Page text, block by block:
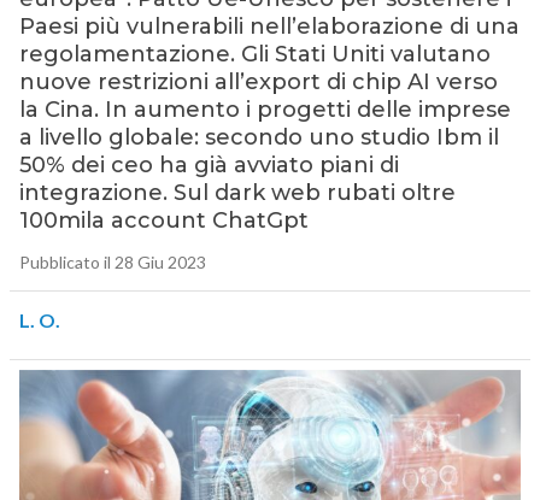
Paesi più vulnerabili nell’elaborazione di una
regolamentazione. Gli Stati Uniti valutano
nuove restrizioni all’export di chip AI verso
la Cina. In aumento i progetti delle imprese
a livello globale: secondo uno studio Ibm il
50% dei ceo ha già avviato piani di
integrazione. Sul dark web rubati oltre
100mila account ChatGpt
Pubblicato il 28 Giu 2023
L. O.